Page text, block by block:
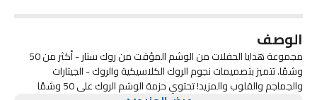
الوصف
مجموعة هدايا الحفلات من الوشم المؤقت من روك ستار - أكثر من 50
وشمًا. تتميز بتصميمات نجوم الروك الكلاسيكية والروك - الجيتارات
والجماجم والقلوب والمزيد! تحتوي حزمة الوشم الروك على 50 وشمًا